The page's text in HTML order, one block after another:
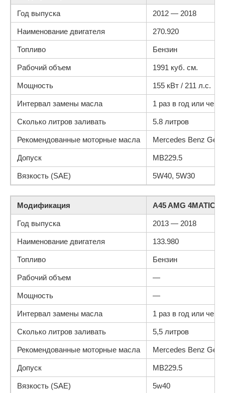
Год выпуска 2012 — 2018
Наименование двигателя 270.920
Топливо Бензин
Рабочий объем 1991 куб. см.
Мощность 155 кВт / 211 л.с.
Интервал замены масла 1 раз в год или
Сколько литров заливать 5.8 литров
Рекомендованные моторные масла Mercedes Benz
Допуск MB229.5
Вязкость (SAE) 5W40, 5W30
Модификация A45 AMG 4MATIC
Год выпуска 2013 — 2018
Наименование двигателя 133.980
Топливо Бензин
Рабочий объем —
Мощность —
Интервал замены масла 1 раз в год или
Сколько литров заливать 5,5 литров
Рекомендованные моторные масла Mercedes Benz
Допуск MB229.5
Вязкость (SAE) 5w40